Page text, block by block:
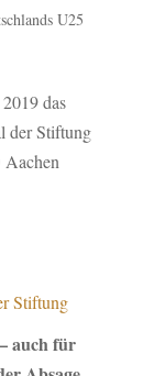
U25
Stiftung
auch für